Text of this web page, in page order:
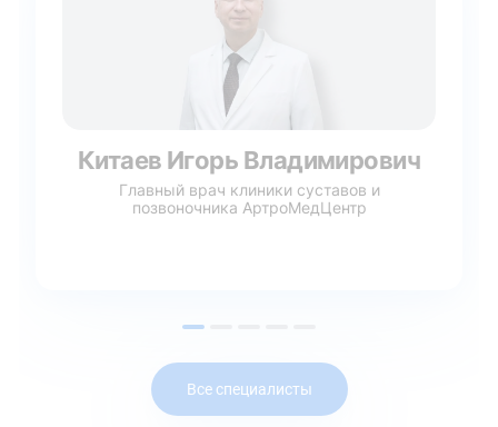
Китаев Игорь Владимирович
Главный врач клиники суставов и
позвоночника АртроМедЦентр
Все специалисты